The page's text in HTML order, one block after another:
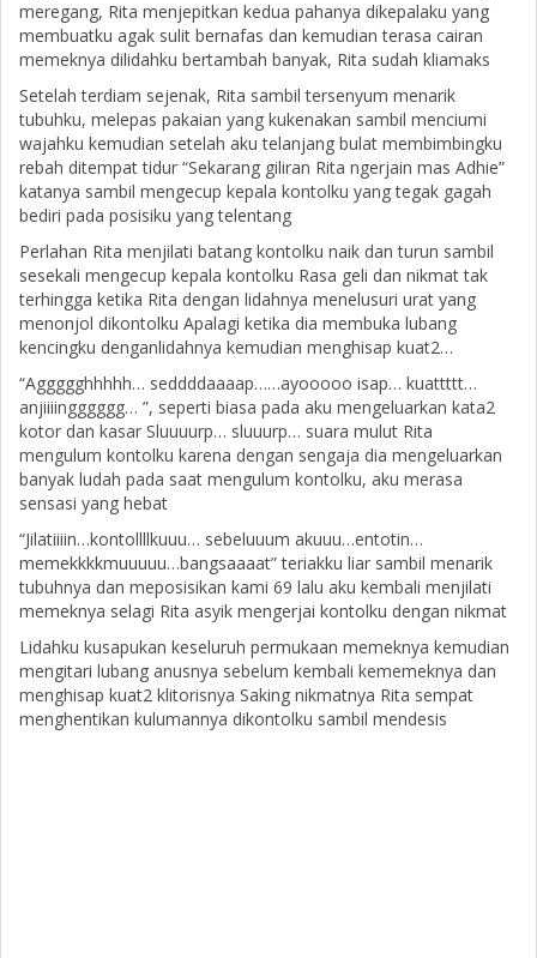
meregang, Rita menjepitkan kedua pahanya dikepalaku yang
membuatku agak sulit bernafas dan kemudian terasa cairan
memeknya dilidahku bertambah banyak, Rita sudah kliamaks
Setelah terdiam sejenak, Rita sambil tersenyum menarik
tubuhku, melepas pakaian yang kukenakan sambil menciumi
wajahku kemudian setelah aku telanjang bulat membimbingku
rebah ditempat tidur “Sekarang giliran Rita ngerjain mas Adhie”
katanya sambil mengecup kepala kontolku yang tegak gagah
bediri pada posisiku yang telentang
Perlahan Rita menjilati batang kontolku naik dan turun sambil
sesekali mengecup kepala kontolku Rasa geli dan nikmat tak
terhingga ketika Rita dengan lidahnya menelusuri urat yang
menonjol dikontolku Apalagi ketika dia membuka lubang
kencingku denganlidahnya kemudian menghisap kuat2…
“Aggggghhhhh… seddddaaaap……ayooooo isap… kuattttt…
anjiiiingggggg… ”, seperti biasa pada aku mengeluarkan kata2
kotor dan kasar Sluuuurp… sluuurp… suara mulut Rita
mengulum kontolku karena dengan sengaja dia mengeluarkan
banyak ludah pada saat mengulum kontolku, aku merasa
sensasi yang hebat
“Jilatiiiin…kontollllkuuu… sebeluuum akuuu…entotin…
memekkkkmuuuuu…bangsaaaat” teriakku liar sambil menarik
tubuhnya dan meposisikan kami 69 lalu aku kembali menjilati
memeknya selagi Rita asyik mengerjai kontolku dengan nikmat
Lidahku kusapukan keseluruh permukaan memeknya kemudian
mengitari lubang anusnya sebelum kembali kememeknya dan
menghisap kuat2 klitorisnya Saking nikmatnya Rita sempat
menghentikan kulumannya dikontolku sambil mendesis